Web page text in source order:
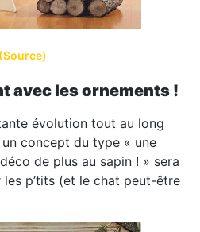
(Source)
avec les ornements !
évolution tout au long
concept du type « une
de plus au sapin ! » sera
p’tits (et le chat peut-être